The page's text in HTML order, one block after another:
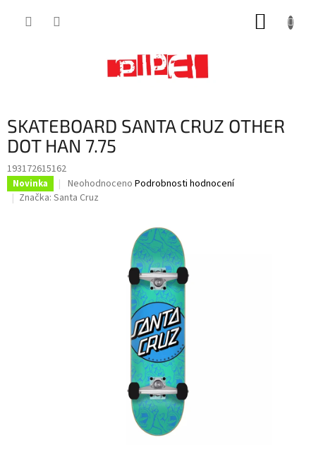
SKATEBOARD SANTA CRUZ OTHER
DOT HAN 7.75
193172615162
Novinka
Průměrné
hodnocení
Neohodnoceno Podrobnosti hodnocení
Značka: Santa Cruz